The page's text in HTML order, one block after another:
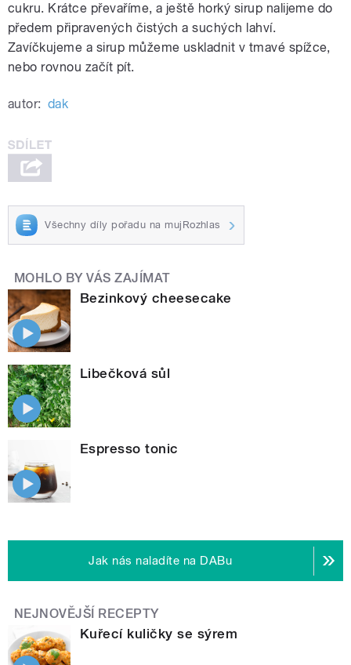
cukru. Krátce převaříme, a ještě horký sirup nalijeme do
předem připravených čistých a suchých lahví.
Zavíčkujeme a sirup můžeme uskladnit v tmavé spížce,
nebo rovnou začít pít.
autor: dak
Všechny díly pořadu na mujRozhlas
MOHLO BY VÁS ZAJÍMAT
Bezinkový cheesecake
Libečková sůl
Espresso tonic
Jak nás naladíte na DABu
NEJNOVĚJŠÍ RECEPTY
Kuřecí kuličky se sýrem